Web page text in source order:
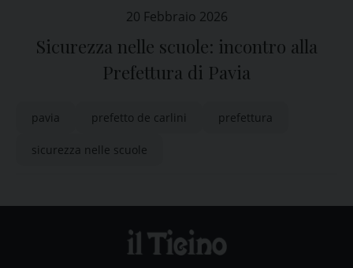
20 Febbraio 2026
Sicurezza nelle scuole: incontro alla
Prefettura di Pavia
pavia prefetto de carlini prefettura
sicurezza nelle scuole